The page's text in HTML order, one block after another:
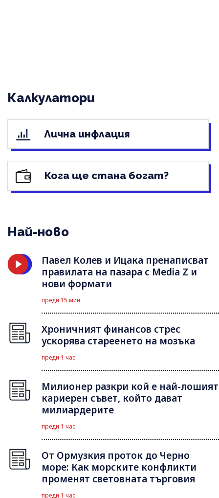
Калкулатори
Лична инфлация
Кога ще стана богат?
Най-ново
Павел Колев и Ицака пренаписват
правилата на пазара с Media Z и
нови формати
преди 15 мин
Хроничният финансов стрес
ускорява стареенето на мозъка
преди 1 час
Милионер разкри кой е най-лошият
кариерен съвет, който дават
милиардерите
преди 1 час
От Ормузкия проток до Черно
море: Как морските конфликти
променят световната търговия
преди 1 час